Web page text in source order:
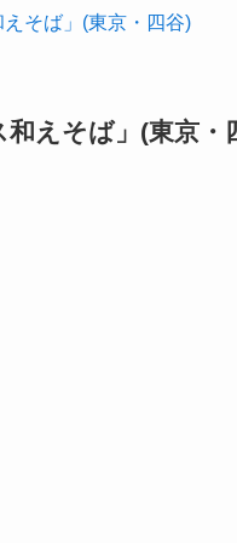
そば」(東京・四谷)
えそば」(東京・